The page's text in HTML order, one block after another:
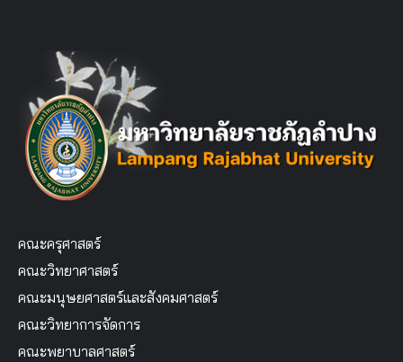
คณะครุศาสตร์
คณะวิทยาศาสตร์
คณะมนุษยศาสตร์และสังคมศาสตร์
คณะวิทยาการจัดการ
คณะพยาบาลศาสตร์